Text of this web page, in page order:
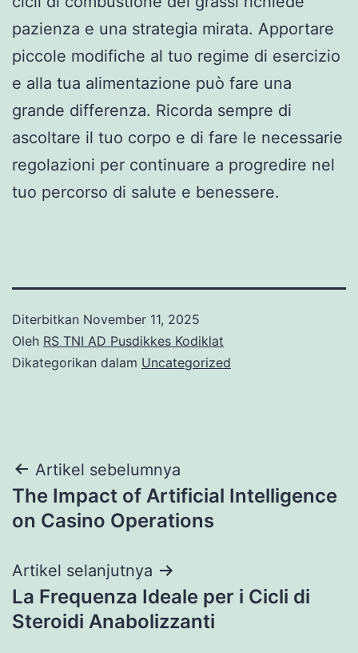
pazienza e una strategia mirata. Apportare
piccole modifiche al tuo regime di esercizio
e alla tua alimentazione può fare una
grande differenza. Ricorda sempre di
ascoltare il tuo corpo e di fare le necessarie
regolazioni per continuare a progredire nel
tuo percorso di salute e benessere.
Diterbitkan November 11, 2025
Oleh RS TNI AD Pusdikkes Kodiklat
Dikategorikan dalam Uncategorized
Navigasi
pos
Artikel sebelumnya
The Impact of Artificial Intelligence
on Casino Operations
Artikel selanjutnya
La Frequenza Ideale per i Cicli di
Steroidi Anabolizzanti